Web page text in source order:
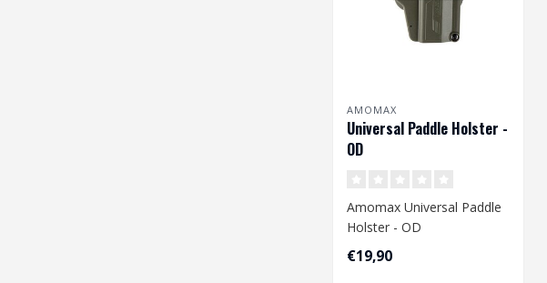
AMOMAX
Universal Paddle Holster -
OD
Amomax Universal Paddle
Holster - OD
€19,90